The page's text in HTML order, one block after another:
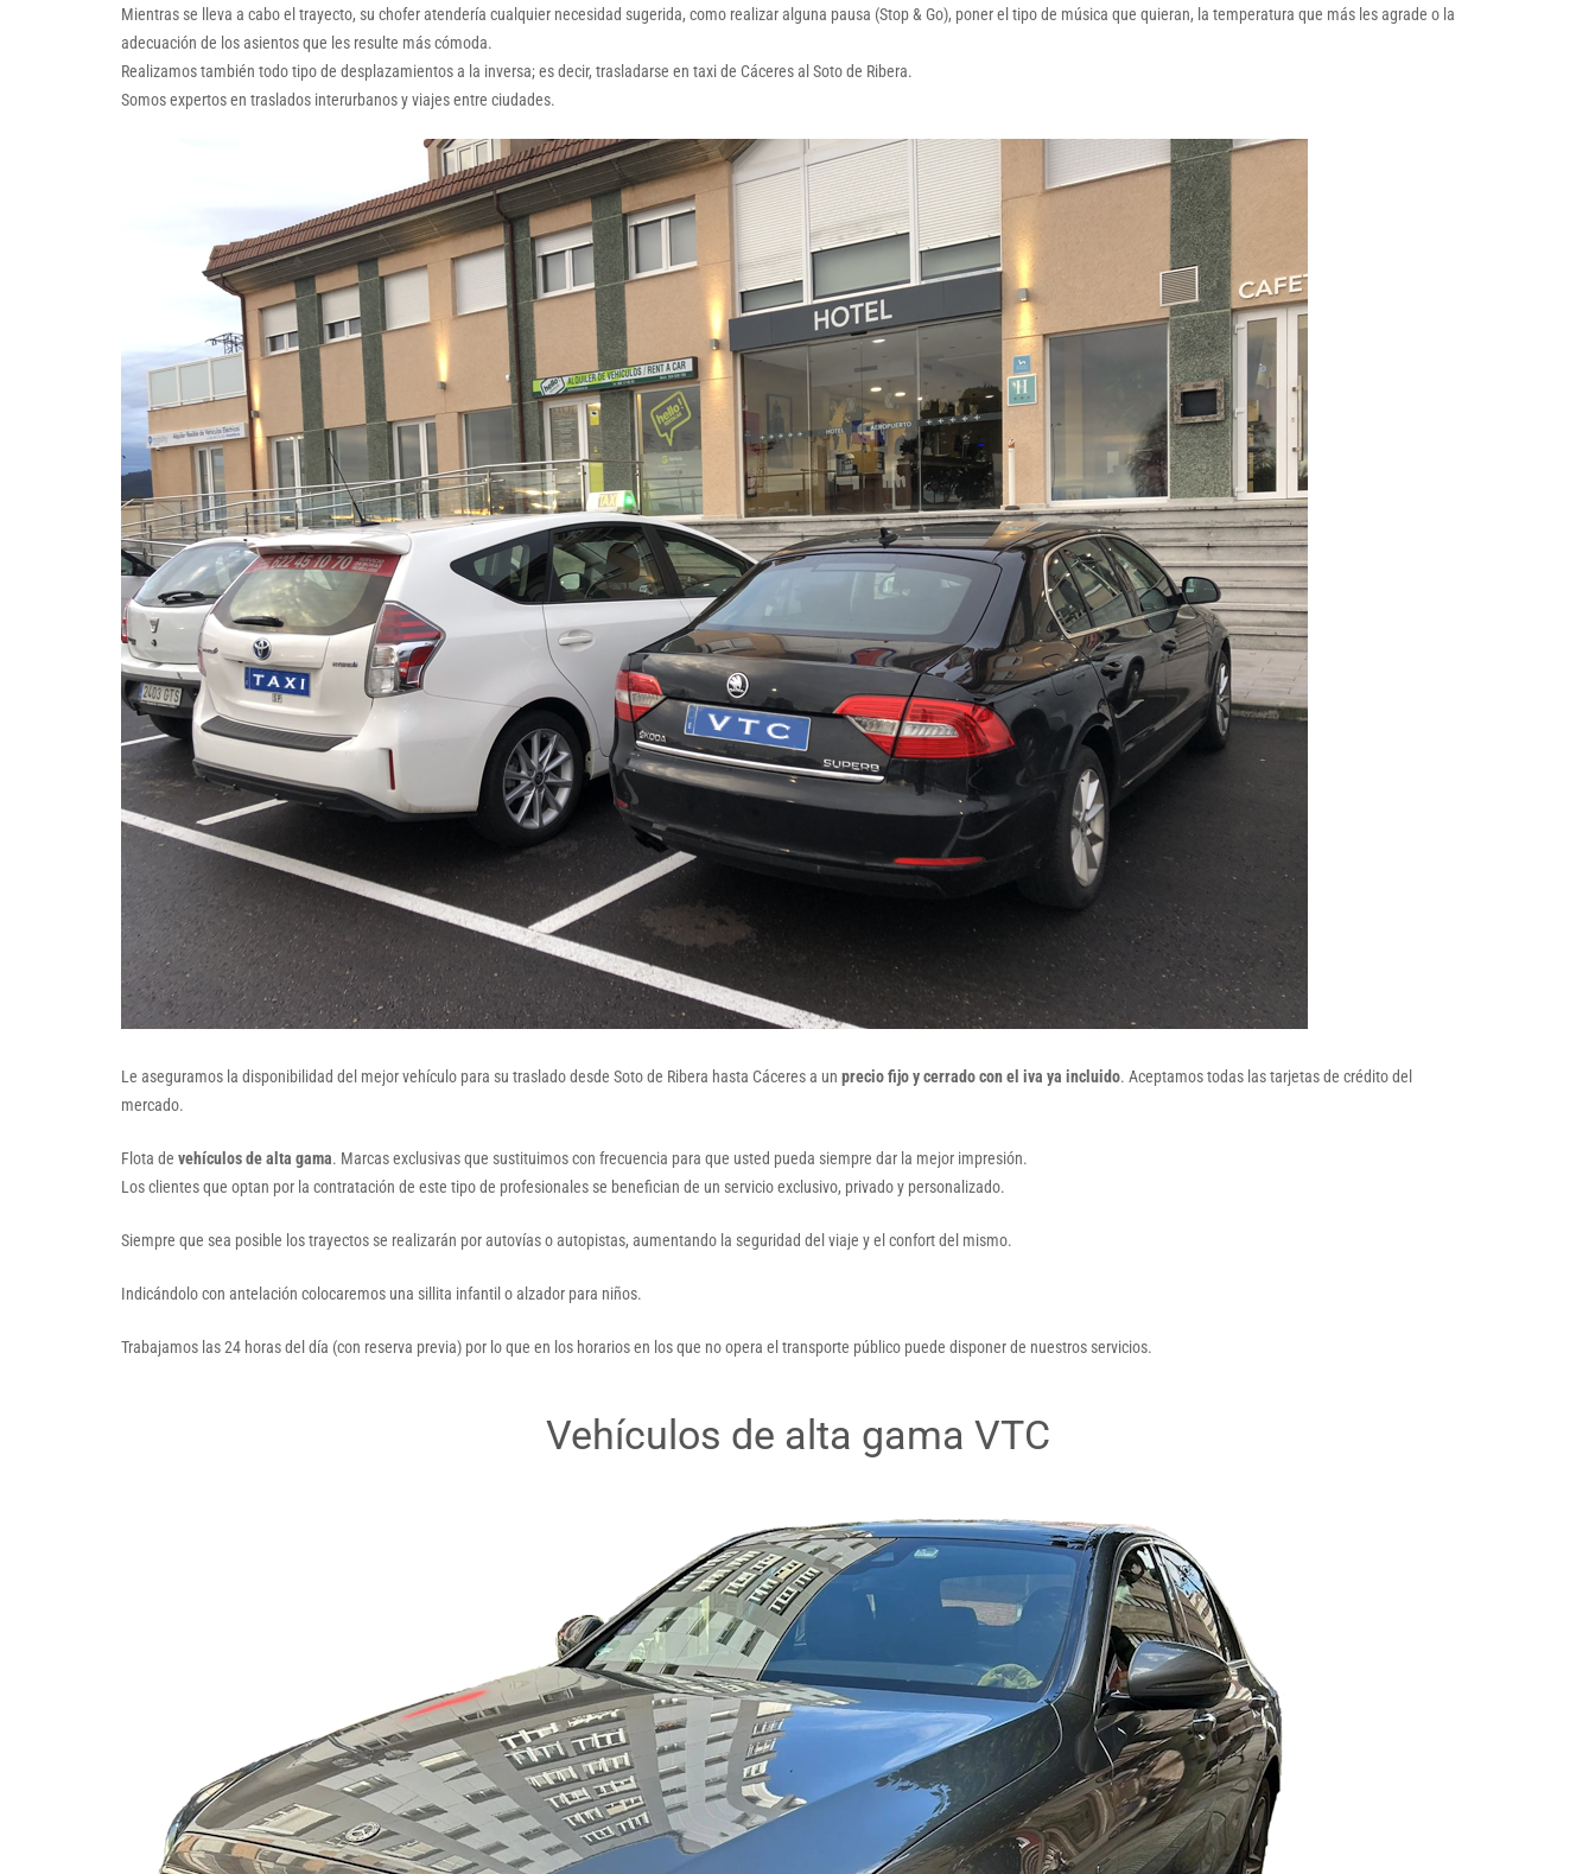
Mientras se lleva a cabo el trayecto, su chofer atendería cualquier necesidad sugerida, como realizar alguna pausa (Stop & Go), poner el tipo de música que quieran, la temperatura que más les agrade o la
adecuación de los asientos que les resulte más cómoda.
Realizamos también todo tipo de desplazamientos a la inversa; es decir, trasladarse en taxi de Cáceres al Soto de Ribera.
Somos expertos en traslados interurbanos y viajes entre ciudades.
Le aseguramos la disponibilidad del mejor vehículo para su traslado desde Soto de Ribera hasta Cáceres a un precio fijo y cerrado con el iva ya incluido. Aceptamos todas las tarjetas de crédito del
mercado.
Flota de vehículos de alta gama. Marcas exclusivas que sustituimos con frecuencia para que usted pueda siempre dar la mejor impresión.
Los clientes que optan por la contratación de este tipo de profesionales se benefician de un servicio exclusivo, privado y personalizado.
Siempre que sea posible los trayectos se realizarán por autovías o autopistas, aumentando la seguridad del viaje y el confort del mismo.
Indicándolo con antelación colocaremos una sillita infantil o alzador para niños.
Trabajamos las 24 horas del día (con reserva previa) por lo que en los horarios en los que no opera el transporte público puede disponer de nuestros servicios.
Vehículos de alta gama VTC